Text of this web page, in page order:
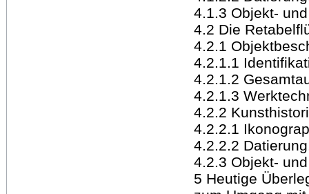
4.1.3 Objekt-
4.2 Die
4.2.1
4.2.1.1
4.2.1.2
4.2.1.3
4.2.2
4.2.2.1
4.2.2.2
4.2.3 Objekt-
5 Heutige